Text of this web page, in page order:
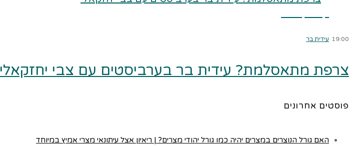
19:00 עידית בר
צרפת מתאסלמת? עידית בר בערביסטים עם צבי יחזקאלי
פוסטים אחרונים
האם גורל הנוצרים במצרים יהיה כמו גורל יהודי מצרים? | ריאיון אצל עיתונאי מצרי אמיץ במיוחד